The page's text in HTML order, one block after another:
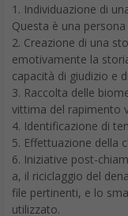
1. Individuazione di
Questa è una
2. Creazione di una
emotivamente la
capacità di giudizio e
3. Raccolta delle
vittima del rapimento
4. Identificazione di
5. Effettuazione della
6. Iniziative post-
a, il riciclaggio del
file pertinenti, e lo
utilizzato.